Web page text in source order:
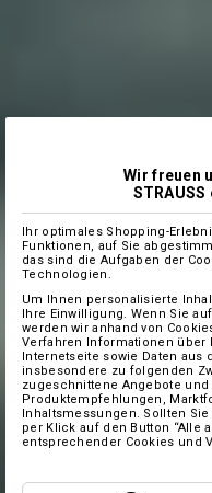
Wir freuen
Ihr optimales Shopping-
Funktionen, auf Sie
das sind die Aufgaben der
Technologien.
Um Ihnen personalisierte
Ihre Einwilligung. Wenn Sie
werden wir anhand von
Verfahren Informationen über
Internetseite sowie Daten aus
insbesondere zu folgenden
zugeschnittene Angebote
Produktempfehlungen,
Inhaltsmessungen. Sollten
per Klick auf den Button “Alle
entsprechender Cookies und